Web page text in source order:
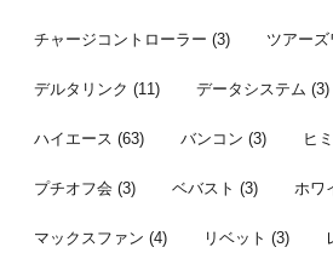
チャージコントローラー (3) ツアーズ
デルタリンク (11) データシステム (3)
ハイエース (63) バンコン (3) ヒ
プチオフ会 (3) ベバスト (3) ホワ
マックスファン (4) リベット (3)